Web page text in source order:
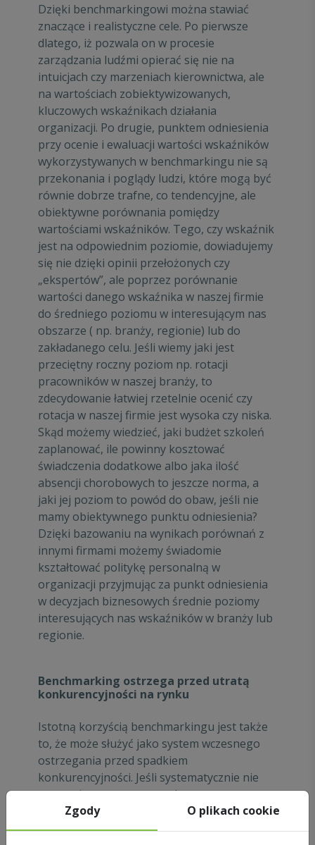
Dzięki benchmarkingowi można stawiać
znaczące i realistyczne cele. Po pierwsze
dlatego, iż pozwala on w procesie
zarządzania ludźmi opierać się nie na
intuicjach czy marzeniach kierownictwa, ale
na wartościach zobiektywizowanych,
kluczowych wskaźnikach działania
organizacji. Po drugie, punktem odniesienia
przy ocenie i ewaluacji wartości wskaźników
wykorzystywanych w benchmarkingu nie są
przekonania i poglądy ludzi, które mogą być
równie dobrze trafne, co tendencyjne, ale
obiektywne porównania pomiędzy
wartościami wskaźników. Tego, czy wskaźnik
jest na odpowiednim poziomie, dowiadujemy
się nie dzięki opinii przełożonych czy
„ekspertów”, ale poprzez porównanie
wartości danego wskaźnika w naszej firmie
do średniego poziomu w interesującym nas
obszarze ( np. branży, regionie) lub do
zakładanego celu. Jeśli wiemy jaki jest
przeciętny roczny poziom np. rotacji
pracowników w naszej branży, to
zdecydowanie łatwiej rzetelnie ocenić czy
rotacja w naszej firmie jest wysoka czy niska.
Skąd możemy wiedzieć, jaki budżet szkoleń
zaplanować, ile powinny kosztować
świadczenia dodatkowe albo jaka ilość
absencji chorobowych to jeszcze norma, a
jaki jej poziom to powód do obaw, jeśli nie
mamy obiektywnego punktu odniesienia?
Dzięki bazowaniu na wynikach porównań z
innymi firmami możemy świadomie
kształtować politykę personalną w
organizacji przyjmując za punkt odniesienia
w decyzjach biznesowych średnie poziomy
interesujących nas wskaźników w branży lub
regionie.
Benchmarking ostrzega przed utratą
konkurencyjności na rynku
Istotną korzyścią benchmarkingu jest także
to, że może służyć jako system wczesnego
ostrzegania przed spadkiem
konkurencyjności. Jeśli systematycznie nie
uczestniczymy w procesach
benchmarkingowych trudno może być ocenić
jak pracuje konkurencja i jakie niespodzianki
Zgody O plikach cookie